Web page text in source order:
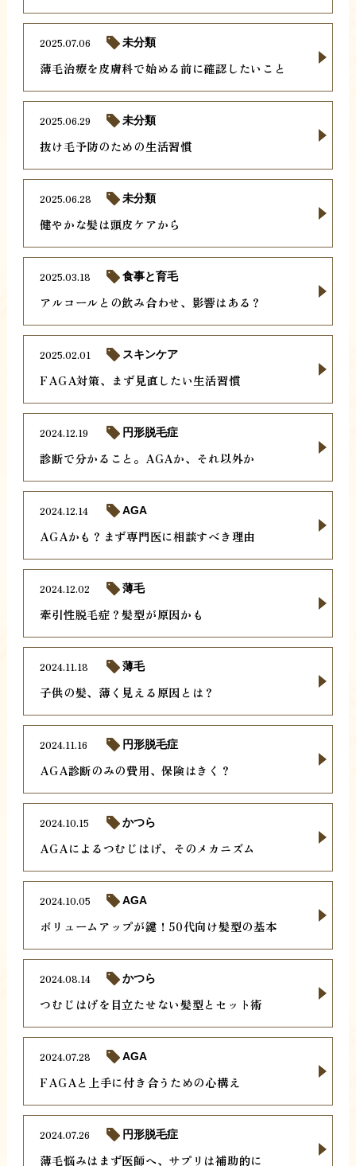
薄毛治療を皮膚科で始める前に確認したいこと
2025.07.06 未分類
抜け毛予防のための生活習慣
2025.06.29 未分類
健やかな髪は頭皮ケアから
2025.06.28 未分類
アルコールとの飲み合わせ、影響はある？
2025.03.18 食事と育毛
FAGA対策、まず見直したい生活習慣
2025.02.01 スキンケア
診断で分かること。AGAか、それ以外か
2024.12.19 円形脱毛症
AGAかも？まず専門医に相談すべき理由
2024.12.14 AGA
牽引性脱毛症？髪型が原因かも
2024.12.02 薄毛
子供の髪、薄く見える原因とは？
2024.11.18 薄毛
AGA診断のみの費用、保険はきく？
2024.11.16 円形脱毛症
AGAによるつむじはげ、そのメカニズム
2024.10.15 かつら
ボリュームアップが鍵！50代向け髪型の基本
2024.10.05 AGA
つむじはげを目立たせない髪型とセット術
2024.08.14 かつら
FAGAと上手に付き合うための心構え
2024.07.28 AGA
薄毛悩みはまず医師へ、サプリは補助的に
2024.07.26 円形脱毛症